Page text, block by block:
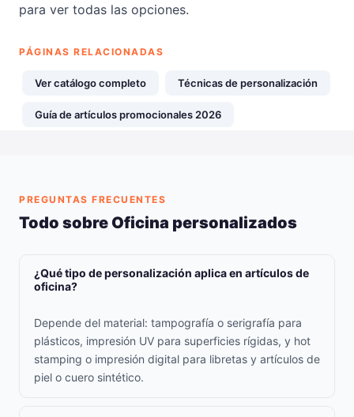
para ver todas las opciones.
PÁGINAS RELACIONADAS
Ver catálogo completo Técnicas de personalización
Guía de artículos promocionales 2026
PREGUNTAS FRECUENTES
Todo sobre Oficina personalizados
¿Qué tipo de personalización aplica en artículos de
oficina?
Depende del material: tampografía o serigrafía para
plásticos, impresión UV para superficies rígidas, y hot
stamping o impresión digital para libretas y artículos de
piel o cuero sintético.